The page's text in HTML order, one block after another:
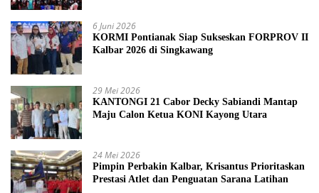
6 Juni 2026
KORMI Pontianak Siap Sukseskan FORPROV II
Kalbar 2026 di Singkawang
29 Mei 2026
KANTONGI 21 Cabor Decky Sabiandi Mantap
Maju Calon Ketua KONI Kayong Utara
24 Mei 2026
Pimpin Perbakin Kalbar, Krisantus Prioritaskan
Prestasi Atlet dan Penguatan Sarana Latihan